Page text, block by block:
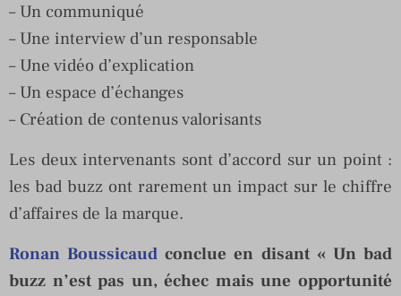
– Un communiqué
– Une interview d’un responsable
– Une vidéo d’explication
– Un espace d’échanges
– Création de contenus valorisants
Les deux intervenants sont d’accord sur un point :
les bad buzz ont rarement un impact sur le chiffre
d’affaires de la marque.
Ronan Boussicaudconclue en disant « Un bad
buzz n’est pas un, échec mais une opportunité